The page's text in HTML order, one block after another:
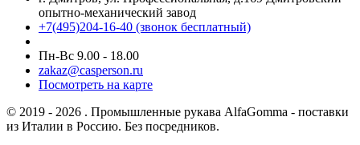
опытно-механический завод
+7(495)204-16-40 (звонок бесплатный)
Пн-Вс 9.00 - 18.00
zakaz@casperson.ru
Посмотреть на карте
© 2019 - 2026 . Промышленные рукава AlfaGomma - поставки
из Италии в Россию. Без посредников.